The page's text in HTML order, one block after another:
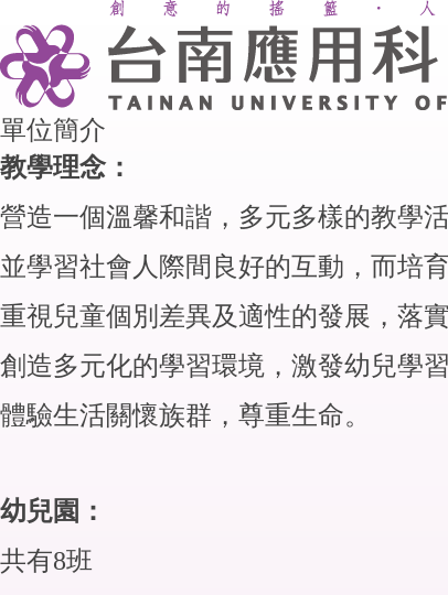
單位簡介
教學理念：
營造一個溫馨和諧，多元多樣的教學
並學習社會人際間良好的互動，而
重視兒童個別差異及適性的發展，落
創造多元化的學習環境，激發幼兒學
體驗生活關懷族群，尊重生命。
幼兒園：
共有8班